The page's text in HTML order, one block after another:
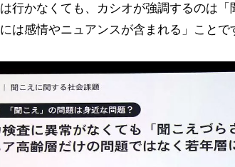
行かなくても、カシオが強調するのは
は感情やニュアンスが含まれる」ことで